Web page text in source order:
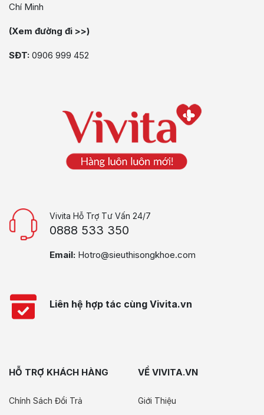
Chí Minh
(Xem đường đi >>)
SĐT: 0906 999 452
Vivita Hỗ Trợ Tư Vấn 24/7
0888 533 350
Email: Hotro@sieuthisongkhoe.com
Liên hệ hợp tác cùng Vivita.vn
HỖ TRỢ KHÁCH HÀNG
Chính Sách Đổi Trả
VỀ VIVITA.VN
Giới Thiệu